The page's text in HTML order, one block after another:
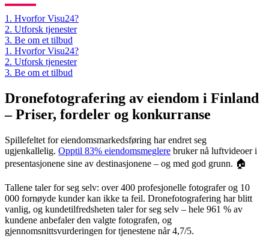
1. Hvorfor Visu24?
2. Utforsk tjenester
3. Be om et tilbud
1. Hvorfor Visu24?
2. Utforsk tjenester
3. Be om et tilbud
Dronefotografering av eiendom i Finland
– Priser, fordeler og konkurranse
Spillefeltet for eiendomsmarkedsføring har endret seg
ugjenkallelig. Opptil 83% eiendomsmeglere bruker nå luftvideoer i
presentasjonene sine av destinasjonene – og med god grunn. 🏠
Tallene taler for seg selv: over 400 profesjonelle fotografer og 10
000 fornøyde kunder kan ikke ta feil. Dronefotografering har blitt
vanlig, og kundetilfredsheten taler for seg selv – hele 961 % av
kundene anbefaler den valgte fotografen, og
gjennomsnittsvurderingen for tjenestene når 4,7/5.